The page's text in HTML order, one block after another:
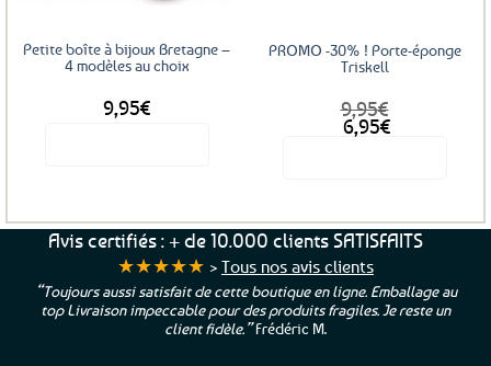
Petite boîte à bijoux Bretagne –
4 modèles au choix
9,95€
a
plusieurs
Les
options
PROMO -30% ! Porte-éponge
Triskell
9,95€
Le
prix
6,95€
Le
prix
Avis certifiés : + de 10.000 clients SATISFAITS
★★★★★ > Tous nos avis clients
“Toujours aussi satisfait de cette boutique en ligne. Emballage au
top Livraison impeccable pour des produits fragiles. Je reste un
client fidèle.”Frédéric M.